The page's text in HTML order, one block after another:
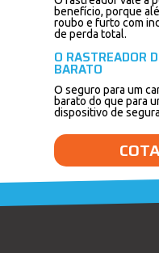
benefício, porque
roubo e furto com
de perda total.
O RASTREADOR
BARATO
O seguro para um
barato do que para
dispositivo de